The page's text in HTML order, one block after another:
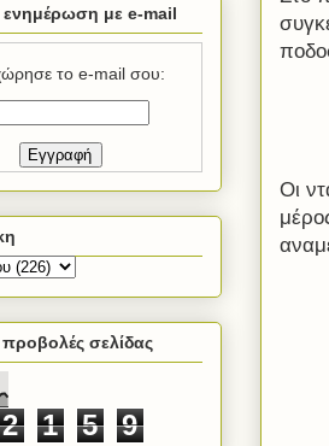
Οι
ενημέρωση με e-mail
το e-mail σου:
προβολές σελίδας
2 1 5
9